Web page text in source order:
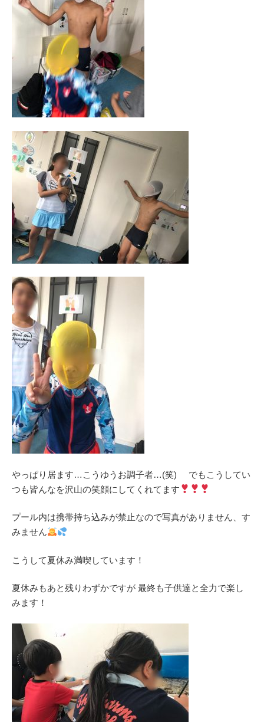
やっぱり居ます…こうゆうお調子者…(笑) でもこうしてい
つも皆んなを沢山の笑顔にしてくれてます
プール内は携帯持ち込みが禁止なので写真がありません、す
みません
こうして夏休み満喫しています！
夏休みもあと残りわずかですが 最終も子供達と全力で楽し
みます！